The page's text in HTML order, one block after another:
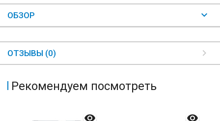
ОБЗОР
ОТЗЫВЫ (0)
Рекомендуем посмотреть